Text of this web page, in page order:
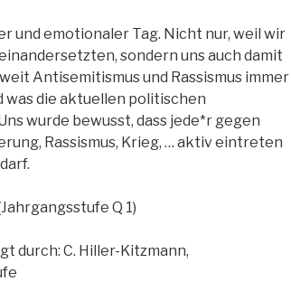
und emotionaler Tag. Nicht nur, weil wir
sondern uns auch damit
Antisemitismus und Rassismus immer
was die aktuellen politischen
wurde bewusst, dass jede*r gegen
Rassismus, Krieg, … aktiv eintreten
Q 1)
durch: C. Hiller-Kitzmann,